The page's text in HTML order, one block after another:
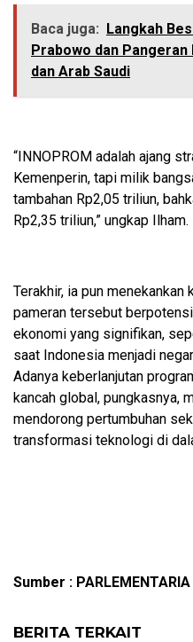
Baca juga: Langkah
Prabowo dan Pangeran
dan Arab Saudi
“INNOPROM adalah ajang
Kemenperin, tapi milik
tambahan Rp2,05 triliun,
Rp2,35 triliun,” ungkap Ilham.
Terakhir, ia pun
pameran tersebut
ekonomi yang signifikan,
saat Indonesia menjadi
Adanya keberlanjutan
kancah global, pungkasnya,
mendorong pertumbuhan
transformasi teknologi di
Sumber : PARLEMENTARIA
BERITA TERKAIT